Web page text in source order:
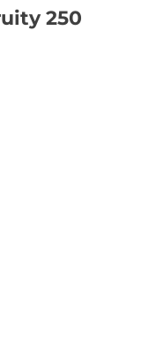
250